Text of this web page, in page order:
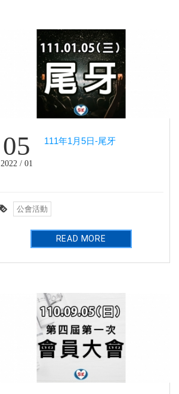
05
2022 / 01
111年1月5日-尾牙
公會活動
READ MORE